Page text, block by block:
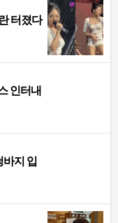
터졌다
인터내
바지 입